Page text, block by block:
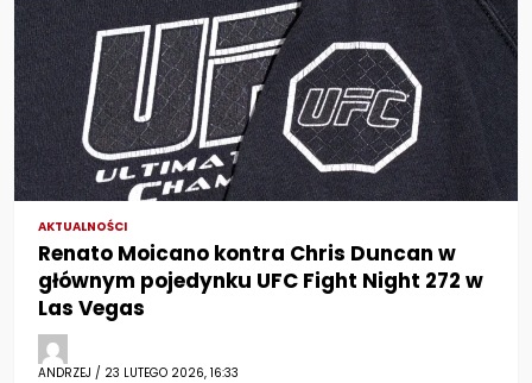
AKTUALNOŚCI
Renato Moicano kontra Chris Duncan w
głównym pojedynku UFC Fight Night 272 w
Las Vegas
ANDRZEJ / 23 LUTEGO 2026, 16:33